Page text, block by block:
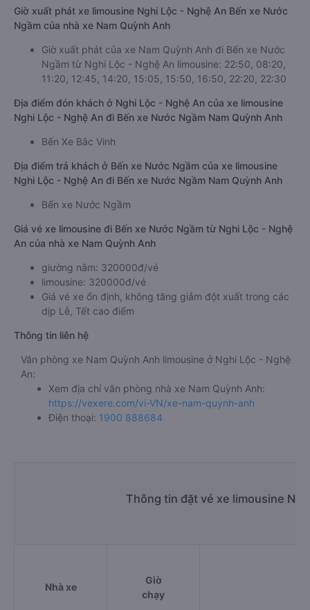
Giờ xuất phát xe limousine Nghi Lộc - Nghệ An Bến xe Nước
Ngầm của nhà xe Nam Quỳnh Anh
Giờ xuất phát của xe Nam Quỳnh Anh đi Bến xe Nước
Ngầm từ Nghi Lộc - Nghệ An limousine: 22:50, 08:20,
11:20, 12:45, 14:20, 15:05, 15:50, 16:50, 22:20, 22:30
Địa điểm đón khách ở Nghi Lộc - Nghệ An của xe limousine
Nghi Lộc - Nghệ An đi Bến xe Nước Ngầm Nam Quỳnh Anh
Bến Xe Bắc Vinh
Địa điểm trả khách ở Bến xe Nước Ngầm của xe limousine
Nghi Lộc - Nghệ An đi Bến xe Nước Ngầm Nam Quỳnh Anh
Bến xe Nước Ngầm
Giá vé xe limousine đi Bến xe Nước Ngầm từ Nghi Lộc - Nghệ
An của nhà xe Nam Quỳnh Anh
giường nằm: 320000đ/vé
limousine: 320000đ/vé
Giá vé xe ổn định, không tăng giảm đột xuất trong các
dịp Lễ, Tết cao điểm
Thông tin liên hệ
Văn phòng xe Nam Quỳnh Anh limousine ở Nghi Lộc - Nghệ
An:
Xem địa chỉ văn phòng nhà xe Nam Quỳnh Anh:
https://vexere.com/vi-VN/xe-nam-quynh-anh
Điện thoại: 1900 888684
Thông tin đặt vé xe limousine
Nhà xe
Giờ
chạy